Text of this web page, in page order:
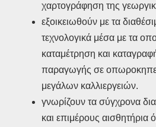
χαρτογράφηση της
εξοικειωθούν με τα
τεχνολογικά μέσα με τα
καταμέτρηση και
παραγωγής σε
μεγάλων καλλιεργειών.
γνωρίζουν τα σύγχρονα
και επιμέρους αισθητήρια